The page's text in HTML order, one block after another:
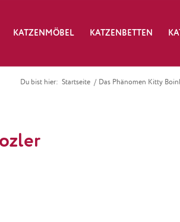
KATZENMÖBEL KATZENBETTEN
Du bist hier: Startseite / Das Phänomen Kitty